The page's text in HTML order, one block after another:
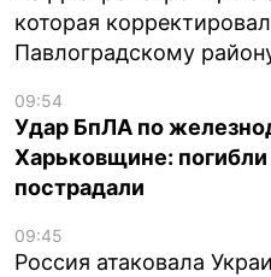
которая
Павлоградскому
09:54
Удар БпЛА по
Харьковщине:
пострадали
09:45
Россия атаковала